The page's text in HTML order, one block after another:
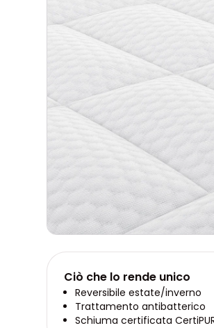
Ciò che lo rende unico
Reversibile estate/inverno
Trattamento antibatterico
Schiuma certificata